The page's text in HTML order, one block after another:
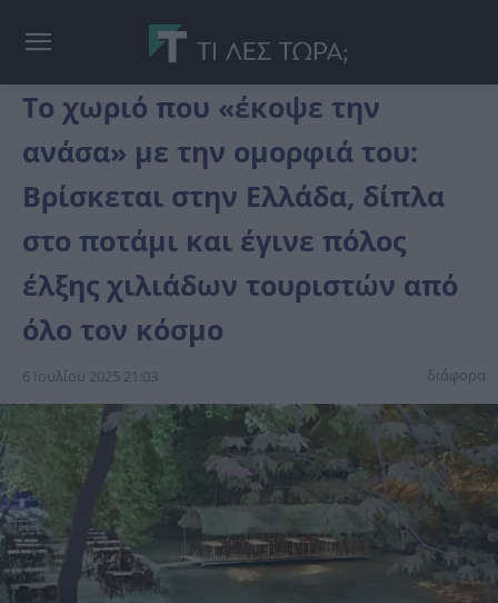
Το χωριό που «έκοψε την
ανάσα» με την ομορφιά του:
Βρίσκεται στην Ελλάδα, δίπλα
στο ποτάμι και έγινε πόλος
έλξης χιλιάδων τουριστών από
όλο τον κόσμο
6 Ιουλίου 2025 21:03 διάφορα